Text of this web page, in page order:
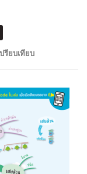
รียบเทียบ